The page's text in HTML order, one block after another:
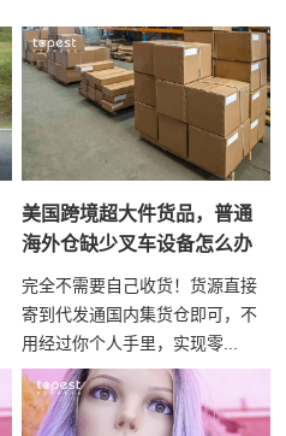
美国跨境超大件货品，普通
海外仓缺少叉车设备怎么办
完全不需要自己收货！货源直接
寄到代发通国内集货仓即可，不
用经过你个人手里，实现零...